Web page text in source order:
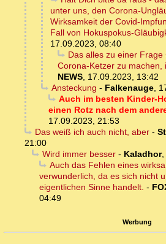
unter uns, den Corona-
Wirksamkeit der Covid-
Fall von Hokuspokus-
17.09.2023, 08:40
Das alles zu einer
Corona-Ketzer zu machen,
NEWS 17.09.2023, 13:42
Ansteckung - Falkenauge,
Auch im besten Kinder-
einen Rotz nach dem
17.09.2023, 21:53
Das weiß ich auch nicht, aber-
21:00
Wird immer besser- Kaladhor,
Auch das Fehlen eines
verwunderlich, da es sich nicht
eigentlichen Sinne handelt. -
04:49
Werbung